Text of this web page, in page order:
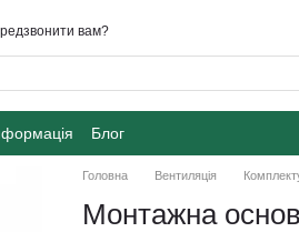
вам?
Блог
Головна Вентиляція
Монтажна